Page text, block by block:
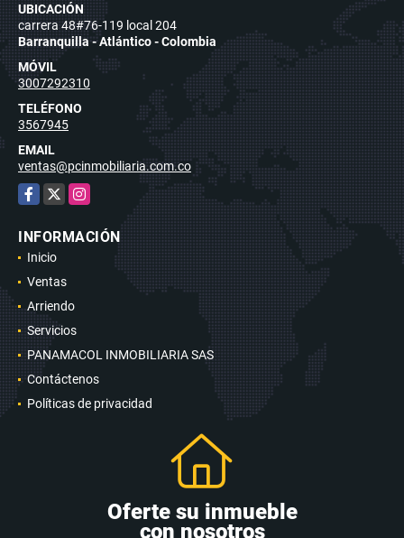
UBICACIÓN
carrera 48#76-119 local 204
Barranquilla - Atlántico - Colombia
MÓVIL
3007292310
TELÉFONO
3567945
EMAIL
ventas@pcinmobiliaria.com.co
Facebook
X Instagram
INFORMACIÓN
Inicio
Ventas
Arriendo
Servicios
PANAMACOL INMOBILIARIA SAS
Contáctenos
Políticas de privacidad
Oferte su inmueble
con nosotros